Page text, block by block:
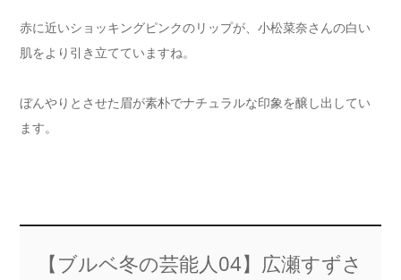
赤に近いショッキングピンクのリップが、小松菜奈さんの白い
肌をより引き立てていますね。
ぼんやりとさせた眉が素朴でナチュラルな印象を醸し出してい
ます。
【ブルベ冬の芸能人04】広瀬すずさ